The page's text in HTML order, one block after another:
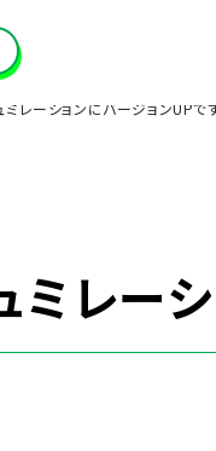
レーションにバージョンUPで
レー